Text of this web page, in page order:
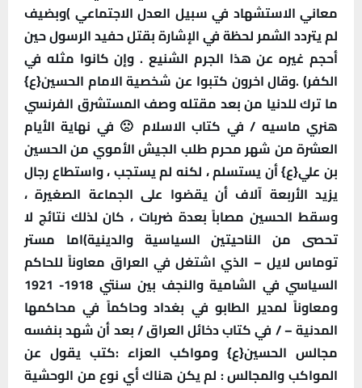
معاني الاستشهاد في سبيل العدل الاجتماعي )وبضيف
لم يتردد الشمر لحظة في الإشارة بقتل حفيد الرسول حين
أحجم غيره عن هذا الجرم الشنيع . وإن كانوا مثله في
الكفر) .وقال اخرون كتبوا عن شخصية الامام الحسين{ع}
ما ترك للدنيا من بعد مقتله وصف المستشرق الفرنسي
هنري ماسيه / في كتاب الاسلام 🙁 في نهاية الأيام
العشرة من شهر محرم طلب الجيش الأموي من الحسين
بن علي{ع} أن يستسلم ، لكنه لم يستجب ، واستطاع رجال
يزيد الأربعة آلاف أن يقضوا على الجماعة الصغيرة ،
وسقط الحسين مصاباً بعدة ضربات ، كان لذلك نتائج لا
تحصى من الناحيتين السياسية والدينية)اما مستر
توماس لايل – الذي اشتغل في العراق معاوناً للحاكم
السياسي في الشامية والنجف بين سنتي 1918- 1921
ومعاوناً لمدير الطابو في بغداد وحاكماً في محاكمها
المدنية – / في كتاب دخائل العراق / بعد أن شهد بنفسه
مجالس الحسين{ع} ومواكب العزاء :كتب يقول عن
المواكب والمجالس : لم يكن هناك أي نوع من الوحشية